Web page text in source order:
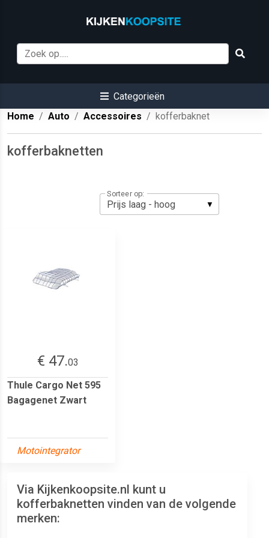
Categorieën
Home
Auto Accessoires kofferbaknet
kofferbaknetten
Sorteer op:
€ 47.03
Thule Cargo Net 595
Bagagenet Zwart
Motointegrator
Via Kijkenkoopsite.nl kunt u
kofferbaknetten vinden van de volgende
merken: